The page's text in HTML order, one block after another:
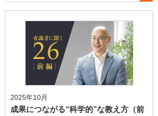
2025年10月
成果につながる“科学的”な教え方（前